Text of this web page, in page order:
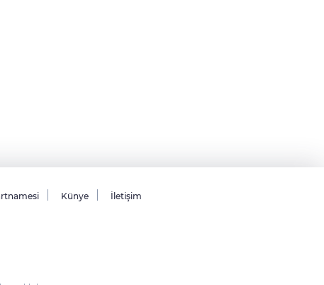
Künye İletişim